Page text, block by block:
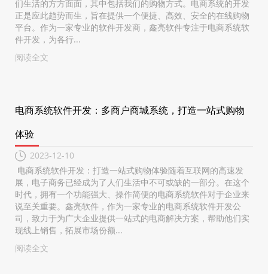
们生活的方方面面，其中包括我们的购物方式。电商系统的开发
正是应此趋势而生，旨在提供一个便捷、高效、安全的在线购物
平台。作为一家专业的软件开发商，鑫亮软件专注于电商系统软
件开发，为各行...
阅读全文
电商系统软件开发：多商户商城系统，打造一站式购物
体验
2023-12-10
电商系统软件开发：打造一站式购物体验随着互联网的高速发
展，电子商务已经成为了人们生活中不可或缺的一部分。在这个
时代，拥有一个功能强大、操作简便的电商系统软件对于企业来
说至关重要。鑫亮软件，作为一家专业的电商系统软件开发公
司，致力于为广大企业提供一站式的电商解决方案，帮助他们实
现线上销售，拓展市场份额...
阅读全文